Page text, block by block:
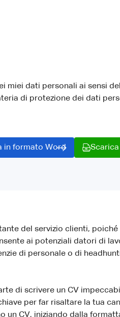
miei dati personali ai sensi
di protezione dei dati
in formato Word
del servizio clienti,
ai potenziali datori di
di personale o di
di scrivere un CV
per far risaltare la tua
un CV, iniziando dalla